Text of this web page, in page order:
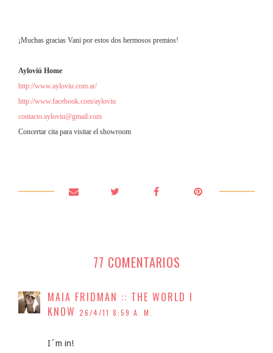
¡Muchas gracias Vani por estos dos hermosos premios!
Ayloviú Home
http://www.ayloviu.com.ar/
http://www.facebook.com/ayloviu
contacto.ayloviu@gmail.com
Concertar cita para visitar el showroom
77 COMENTARIOS
MAIA FRIDMAN :: THE WORLD I
KNOW 26/4/11 8:59 A. M.
I´m in!